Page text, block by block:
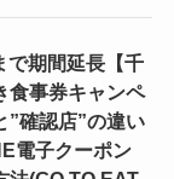
で期間延長【千
食事券キャンペ
”確認店”の違い
電子クーポン